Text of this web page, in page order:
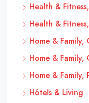
Health &
Health &
Home & Family,
Home & Family,
Home & Family,
Hôtels & Living